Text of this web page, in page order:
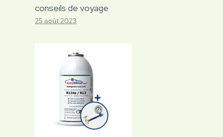
conseils de voyage
25 août 2023